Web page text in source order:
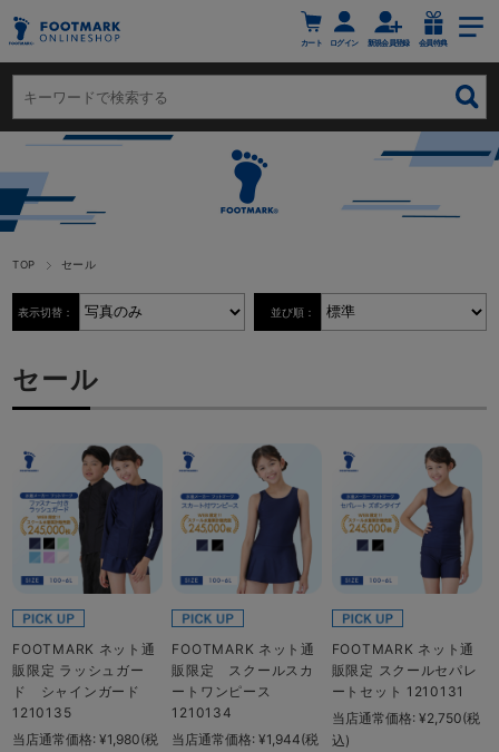
カート ログイン 新規会員登録 会員特典
TOP セール
表示切替： 並び順：
セール
FOOTMARK ネット通
販限定 ラッシュガー
ド シャインガード
1210135
当店通常価格: ¥1,980(税
FOOTMARK ネット通
販限定 スクールスカ
ートワンピース
1210134
当店通常価格: ¥1,944(税
FOOTMARK ネット通
販限定 スクールセパレ
ートセット 1210131
当店通常価格: ¥2,750(税
込)